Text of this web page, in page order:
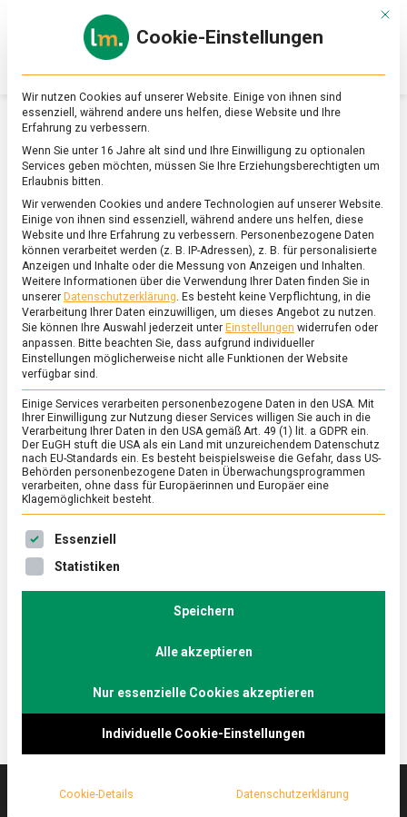
Online-
Magazin
zu
&
Ernährung
SCHLAGWORT:FONDUE
ERNÄHRUNG & GESUNDHEIT /FEATURED
Die Deutschen essen an Heiligabend
Kartoffelsalat mit Würstchen
14. Dezember 2022
an
Die Deutschen mögen es in der Advents- und
Weihnachtszeit in Sachen Essen traditionell und
klassisch: Kartoffelsalat mit Würstchen an
Mit
Cookie-Einstellungen
Wir nutzen Cookies auf unserer Website. Einige von ihnen sind
essenziell, während andere uns helfen, diese Website und Ihre
Erfahrung zu verbessern.
Wenn Sie unter 16 Jahre alt sind und Ihre Einwilligung zu optionalen
Services geben möchten, müssen Sie Ihre Erziehungsberechtigten um
Erlaubnis bitten.
Wir verwenden Cookies und andere Technologien auf unserer Website.
Einige von ihnen sind essenziell, während andere uns helfen, diese
Website und Ihre Erfahrung zu verbessern. Personenbezogene Daten
können verarbeitet werden (z. B. IP-Adressen), z. B. für personalisierte
Anzeigen und Inhalte oder die Messung von Anzeigen und Inhalten.
Weitere Informationen über die Verwendung Ihrer Daten finden Sie in
unserer Datenschutzerklärung. Es besteht keine Verpflichtung, in die
Verarbeitung Ihrer Daten einzuwilligen, um dieses Angebot zu nutzen.
Sie können Ihre Auswahl jederzeit unter Einstellungen widerrufen oder
anpassen. Bitte beachten Sie, dass aufgrund individueller
Einstellungen möglicherweise nicht alle Funktionen der Website
verfügbar sind.
Einige Services verarbeiten personenbezogene Daten in den USA. Mit
Ihrer Einwilligung zur Nutzung dieser Services willigen Sie auch in die
Verarbeitung Ihrer Daten in den USA gemäß Art. 49 (1) lit. a GDPR ein.
Der EuGH stuft die USA als ein Land mit unzureichendem Datenschutz
nach EU-Standards ein. Es besteht beispielsweise die Gefahr, dass US-
Behörden personenbezogene Daten in Überwachungsprogrammen
verarbeiten, ohne dass für Europäerinnen und Europäer eine
Klagemöglichkeit besteht.
Es folgt eine Liste der Service-Gruppen, für die eine
Essenziell
Statistiken
Speichern
Alle akzeptieren
Nur essenzielle Cookies akzeptieren
Individuelle Cookie-Einstellungen
Cookie-Details Datenschutzerklärung